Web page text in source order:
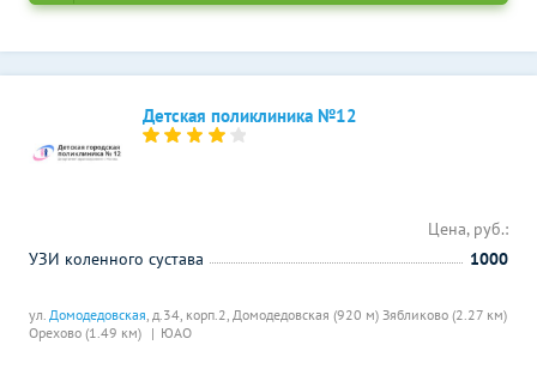
Детская поликлиника №12
ул. Домодедовская, д.34, корп.2, Домодедовская (920 м) Зябликово (2.27 км)
Орехово (1.49 км)
ЮАО
Цена, руб.:
УЗИ коленного сустава
1000